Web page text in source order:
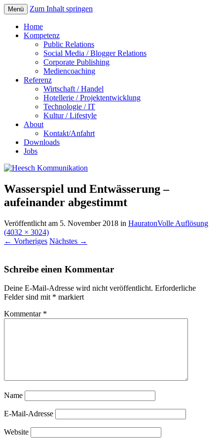
Menü Zum Inhalt springen
Home
Kompetenz
Public Relations
Social Media / Blogger Relations
Corporate Publishing
Mediencoaching
Referenz
Wirtschaft / Handel
Hotellerie / Projektentwicklung
Technologie / IT
Kultur / Lifestyle
About
Kontakt/Anfahrt
Downloads
Jobs
Wasserspiel und Entwässerung –
aufeinander abgestimmt
Veröffentlicht am 5. November 2018 in HauratonVolle Auflösung
(4032 × 3024)
← Vorheriges Nächstes →
Schreibe einen Kommentar
Deine E-Mail-Adresse wird nicht veröffentlicht. Erforderliche
Felder sind mit * markiert
Kommentar *
Name
E-Mail-Adresse
Website